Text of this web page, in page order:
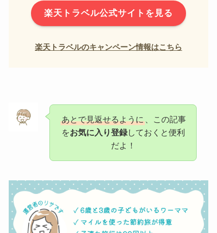
楽天トラベル公式サイトを見る
楽天トラベルのキャンペーン情報はこちら
あとで見返せるように、この記事
をお気に入り登録しておくと便利
だよ！